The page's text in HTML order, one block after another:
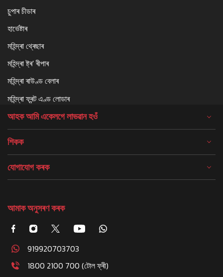
চুপাৰ চীডাৰ
হাৰ্ভেষ্টাৰ
মহিন্দ্ৰা থ্ৰেছাৰ
মহিন্দ্ৰা ষ্ট্ৰ' ৰীপাৰ
মহিন্দ্ৰা ৰাউণ্ড বেলাৰ
মহিন্দ্ৰা ফ্ৰন্ট এণ্ড লোডাৰ
আহক আমি একেলগে লাভৱান হওঁ
শিকক
যোগাযোগ কৰক
আমাক অনুসৰণ কৰক
919920703703
1800 2100 700 (টোল ফ্ৰী)